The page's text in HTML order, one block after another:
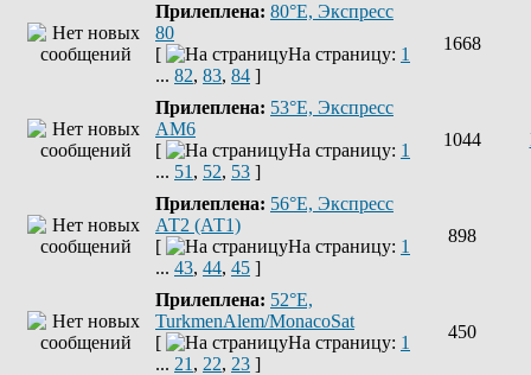
Прилеплена: 80°E, Экспресс
80
[
На страницу: 1
... 82, 83, 84 ]
1668
Прилеплена: 53°E, Экспресс
AM6
[
На страницу: 1
... 51 , 52, 53 ]
1044
Прилеплена: 56°E, Экспресс
АТ2 (АТ1)
[
На страницу: 1
... 43, 44, 45 ]
898
Прилеплена: 52°E,
TurkmenAlem/MonacoSat
[
На страницу: 1
... 21 , 22, 23 ]
450